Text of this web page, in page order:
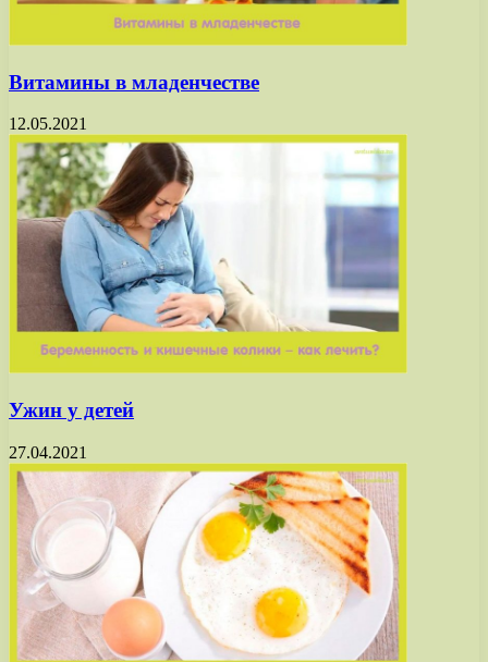
Витамины в младенчестве
12.05.2021
Ужин у детей
27.04.2021